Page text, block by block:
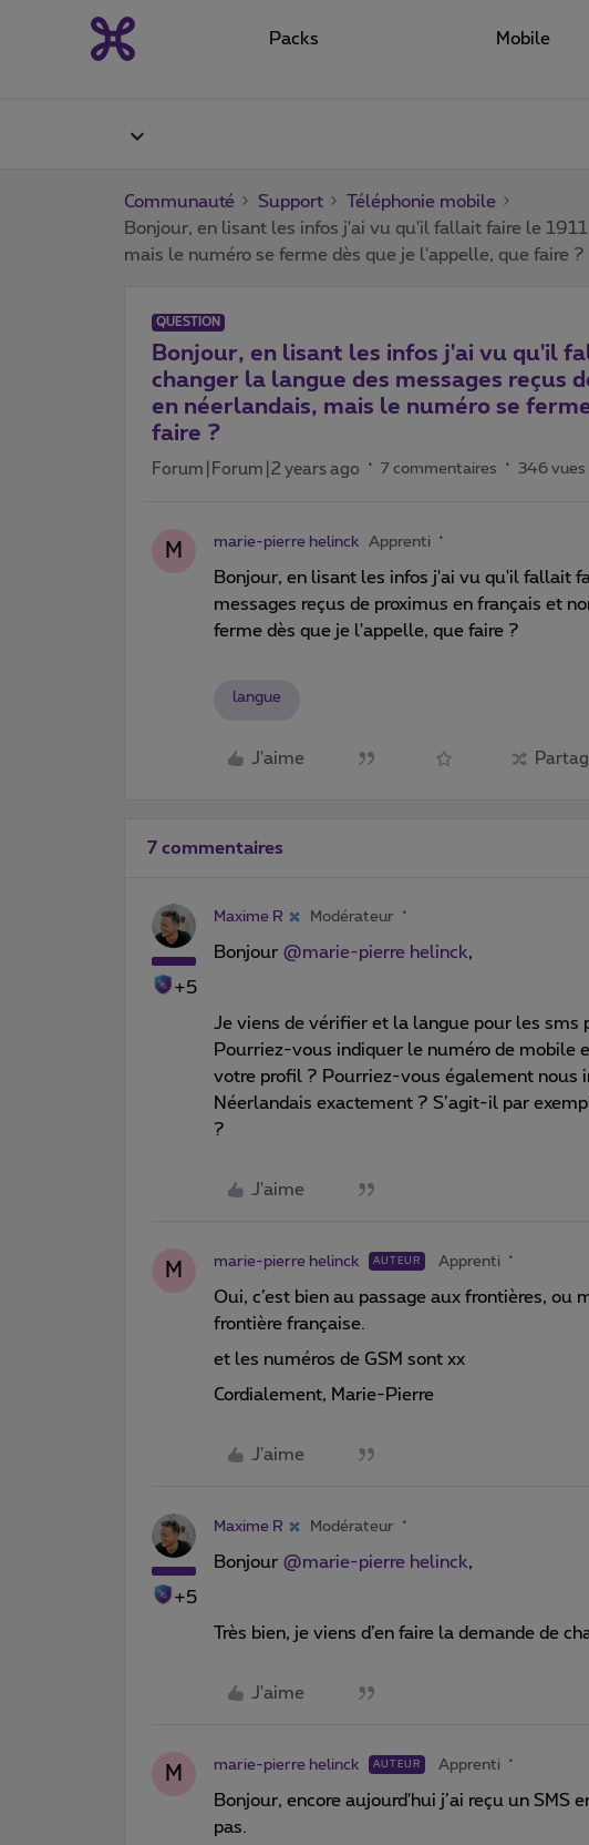
Packs Mobile
Communauté Support
Téléphonie mobile
Bonjour, en lisant les infos j'ai vu qu'il fallait faire le
mais le numéro se ferme dès que je l'appelle, que faire ?
QUESTION
Bonjour, en lisant les infos j'ai vu qu'il
changer la langue des messages reçus
en néerlandais, mais le numéro se
faire ?
Forum|Forum|2 years ago 7 commentaires 346 vues
M marie-pierre helinck Apprenti
Bonjour, en lisant les infos j'ai vu qu'il fallait
messages reçus de proximus en français et
ferme dès que je l'appelle, que faire ?
langue
J'aime
7 commentaires
+5
Maxime R Modérateur
Bonjour @marie-pierre helinck,
Je viens de vérifier et la langue pour les sms
Pourriez-vous indiquer le numéro de mobile
votre profil ? Pourriez-vous également nous
Néerlandais exactement ? S’agit-il par
?
J'aime
M marie-pierre helinck AUTEUR Apprenti
Oui, c’est bien au passage aux frontières, ou
frontière française.
et les numéros de GSM sont xx
Cordialement, Marie-Pierre
J'aime
+5
Maxime R Modérateur
Bonjour @marie-pierre helinck,
Très bien, je viens d’en faire la demande de
J'aime
M marie-pierre helinck AUTEUR Apprenti
Bonjour, encore aujourd'hui j’ai reçu un SMS
pas.